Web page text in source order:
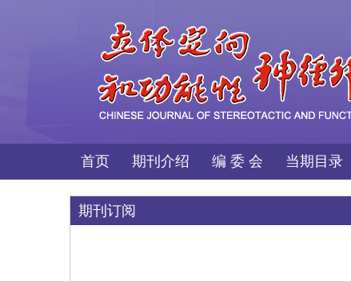
首页 期刊介绍 编 委 会 当期目录
期刊订阅